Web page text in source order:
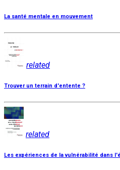
La santé mentale en mouvement
related
Trouver un terrain d'entente ?
related
Les expériences de la vulnérabilité dans